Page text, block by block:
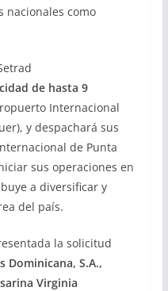
nacionales como
de hasta 9
Internacional
y despachará sus
de Punta
sus operaciones en
a diversificar y
del país.
la solicitud
Dominicana, S.A.,
Virginia